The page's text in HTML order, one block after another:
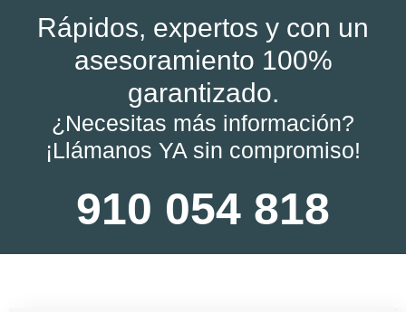
Rápidos, expertos y con un
asesoramiento 100%
garantizado.
¿Necesitas más información?
¡Llámanos YA sin compromiso!
910 054 818